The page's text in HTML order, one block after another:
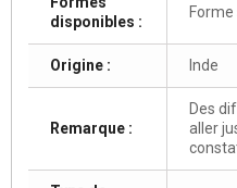
disponibles :
Origine : Inde
Remarque :
Des
aller